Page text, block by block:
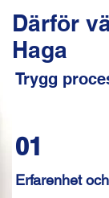
Därför
Haga
Trygg
01
Erfarenhet